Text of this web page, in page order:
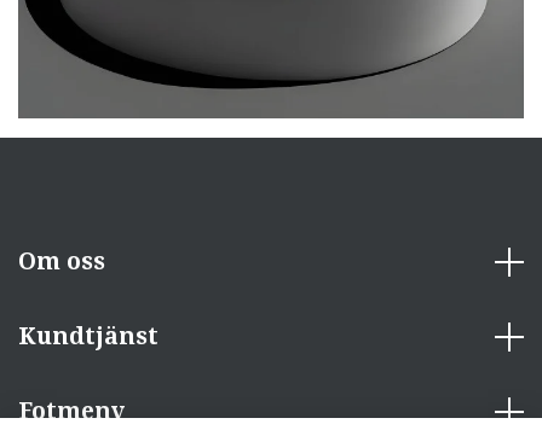
Om oss
Kundtjänst
Fotmeny